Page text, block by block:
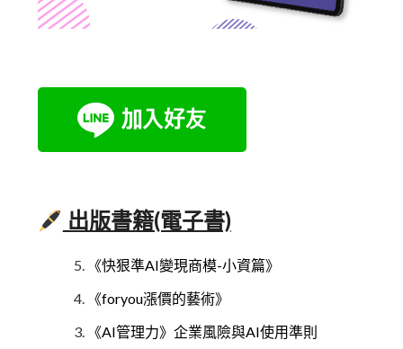
出版書籍(電子書)
《快狠準AI變現商模-小資篇》
《foryou漲價的藝術》
《AI管理力》企業風險與AI使用準則